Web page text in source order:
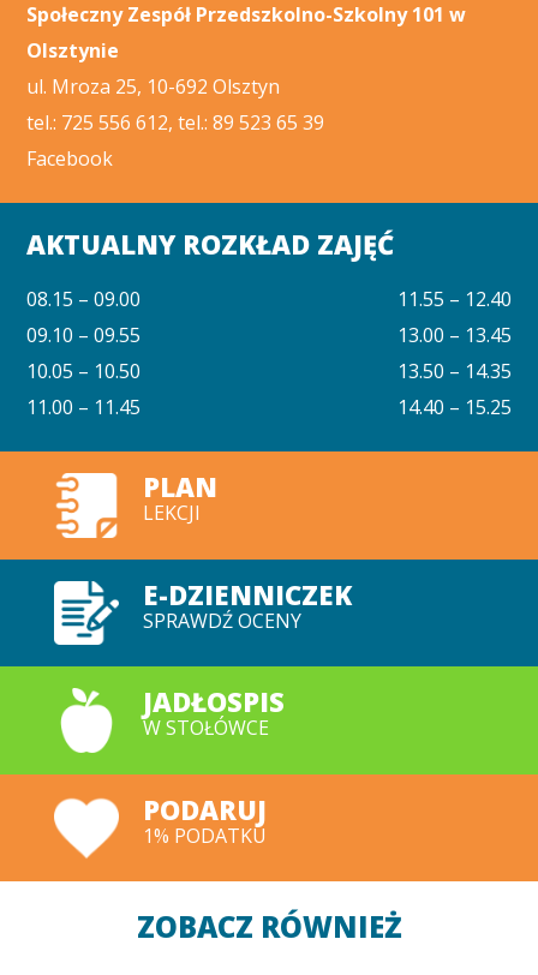
Społeczny Zespół Przedszkolno-Szkolny 101 w
Olsztynie
ul. Mroza 25, 10-692 Olsztyn
tel.: 725 556 612, tel.: 89 523 65 39
Facebook
AKTUALNY ROZKŁAD ZAJĘĆ
08.15 – 09.00
09.10 – 09.55
10.05 – 10.50
11.00 – 11.45
11.55 – 12.40
13.00 – 13.45
13.50 – 14.35
14.40 – 15.25
PLAN
LEKCJI
E-DZIENNICZEK
SPRAWDŹ OCENY
JADŁOSPIS
W STOŁÓWCE
PODARUJ
1% PODATKU
ZOBACZ RÓWNIEŻ